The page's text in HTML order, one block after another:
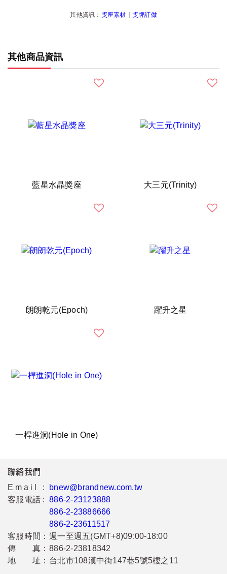
其他資訊： 獎座素材 獎牌訂做
其他商品資訊
藍星水晶獎座 大三元(Trinity)
朗朗乾元(Epoch) 躍升之星
一桿進洞(Hole in One)
聯絡我們
Email :
bnew@brandnew.com.tw
客服電話 : 886-2-23123888
886-2-23886666
886-2-23611517
客服時間： 週一至週五(GMT+8)09:00-18:00
傳 真： 886-2-23818342
地 址： 台北市108漢中街147巷5號5樓之11